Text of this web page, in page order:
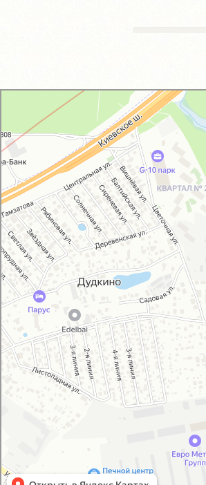
GM-City&VAG-Repair
Автосервис, автотехцентр в Москве
Магазин автозапчастей и автотоваров в Москве